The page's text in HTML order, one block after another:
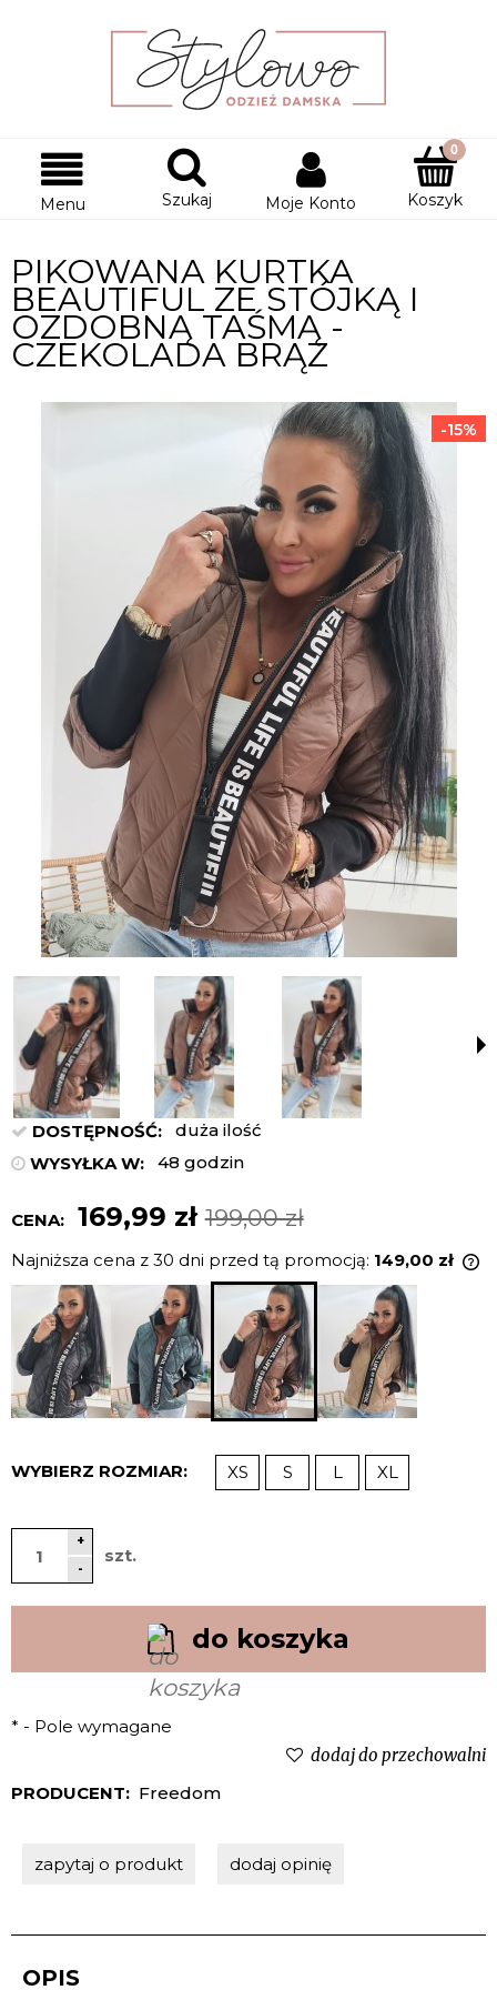
Menu Szukaj Moje Konto Koszyk
PIKOWANA KURTKA
BEAUTIFUL ZE STÓJKĄ I
OZDOBNĄ TAŚMĄ -
CZEKOLADA BRĄZ
-15%
DOSTĘPNOŚĆ:
duża ilość
WYSYŁKA W:
48 godzin
CENA: 169,99 zł 199,00 zł
Najniższa cena z 30 dni przed tą promocją: 149,00 zł
WYBIERZ ROZMIAR: XS S L XL
+
-
szt.
do koszyka
* - Pole wymagane
dodaj do przechowalni
PRODUCENT: Freedom
zapytaj o produkt dodaj opinię
OPIS